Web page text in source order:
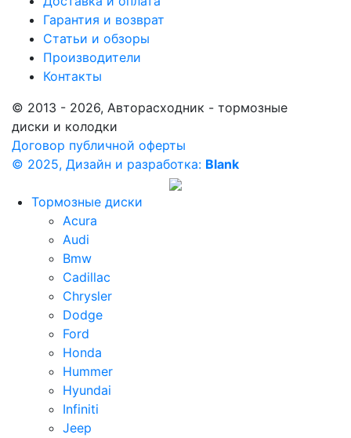
Гарантия и возврат
Статьи и обзоры
Производители
Контакты
© 2013 - 2026, Авторасходник - тормозные
диски и колодки
Договор публичной оферты
© 2025, Дизайн и разработка: Blank
Тормозные диски
Acura
Audi
Bmw
Cadillac
Chrysler
Dodge
Ford
Honda
Hummer
Hyundai
Infiniti
Jeep